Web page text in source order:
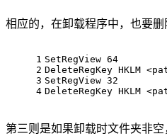
相应的，在卸载程序中，也要删
1
2
3
4
SetRegView 64
DeleteRegKey HKLM
SetRegView 32
DeleteRegKey HKLM
第三则是如果卸载时文件夹非